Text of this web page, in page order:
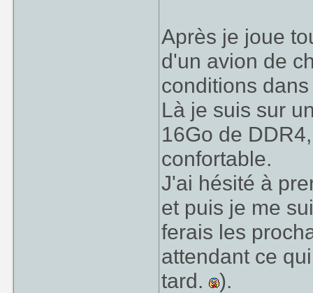
Après je joue
d'un avion de
conditions
Là je suis sur
16Go de
confortable.
J'ai hésité à
et puis je me
ferais les
attendant ce
tard. ).